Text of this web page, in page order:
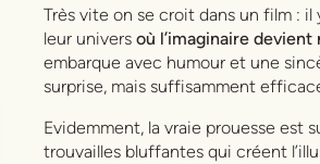
Très vite on se croit dans un film :
leur univers où l’imaginaire devient
embarque avec humour et une
surprise, mais suffisamment
Evidemment, la vraie prouesse est
trouvailles bluffantes qui créent